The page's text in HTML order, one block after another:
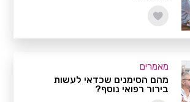
מאמרים
מהם הסימנים שכדאי לעשות
בירור רפואי נוסף?